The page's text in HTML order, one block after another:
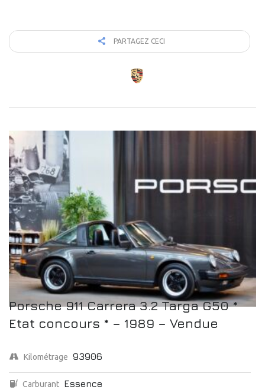
PARTAGEZ CECI
Porsche 911 Carrera 3.2 Targa G50 *
Etat concours * – 1989 – Vendue
Kilométrage 93906
Carburant Essence